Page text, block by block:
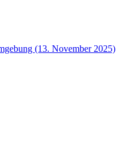
(13. November 2025)